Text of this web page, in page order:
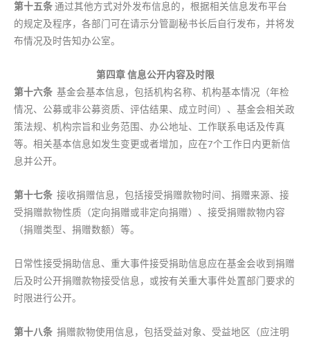
第十五条通过其他方式对外发布信息的，根据相关信息发布平台
的规定及程序，各部门可在请示分管副秘书长后自行发布，并将发
布情况及时告知办公室。
第四章 信息公开内容及时限
第十六条 基金会基本信息，包括机构名称、机构基本情况（年检
情况、公募或非公募资质、评估结果、成立时间）、基金会相关政
策法规、机构宗旨和业务范围、办公地址、工作联系电话及传真
等。相关基本信息如发生变更或者增加，应在7个工作日内更新信
息并公开。
第十七条 接收捐赠信息，包括接受捐赠款物时间、捐赠来源、接
受捐赠款物性质（定向捐赠或非定向捐赠）、接受捐赠款物内容
（捐赠类型、捐赠数额）等。
日常性接受捐助信息、重大事件接受捐助信息应在基金会收到捐赠
后及时公开捐赠款物接受信息，或按有关重大事件处置部门要求的
时限进行公开。
第十八条 捐赠款物使用信息，包括受益对象、受益地区（应注明